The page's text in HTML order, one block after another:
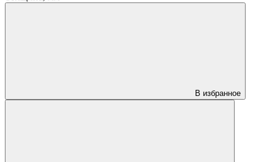
В избранное